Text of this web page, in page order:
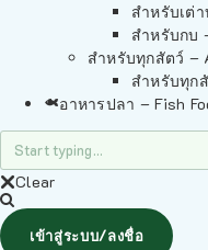
สำหรับเต่
สำหรับกบ
สำหรับทุกสัตว์ –
สำหรับทุก
อาหารปลา – Fish
Clear
เข้าสู่ระบบ/ลงชื่อ